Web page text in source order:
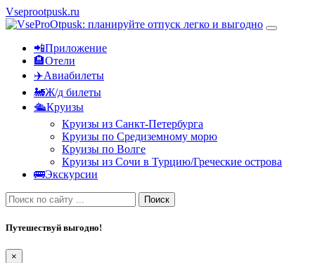
Vseprootpusk.ru
📲Приложение
🏨Отели
✈️Авиабилеты
🚂Ж/д билеты
🛳Круизы
Круизы из Санкт-Петербурга
Круизы по Средиземному морю
Круизы по Волге
Круизы из Сочи в Турцию/Греческие острова
🚌Экскурсии
Поиск
Путешествуй выгодно!
×